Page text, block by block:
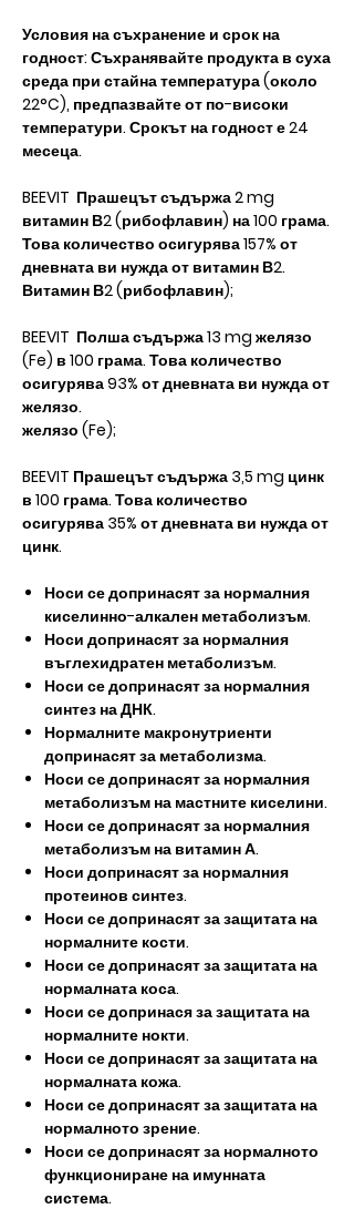
Условия на съхранение и срок на
годност: Съхранявайте продукта в суха
среда при стайна температура (около
22°C), предпазвайте от по-високи
температури. Срокът на годност е 24
месеца.
BEEVIT Прашецът съдържа 2 mg
витамин В2 (рибофлавин) на 100 грама.
Това количество осигурява 157% от
дневната ви нужда от витамин В2.
Витамин В2 (рибофлавин);
BEEVIT Полша съдържа 13 mg желязо
(Fe) в 100 грама. Това количество
осигурява 93% от дневната ви нужда от
желязо.
желязо (Fe);
BEEVIT Прашецът съдържа 3,5 mg цинк
в 100 грама. Това количество
осигурява 35% от дневната ви нужда от
цинк.
Носи се​​ допринасят за нормалния
киселинно-алкален метаболизъм.
Носи​​ допринасят за нормалния
въглехидратен метаболизъм.
Носи се​​ допринасят за нормалния
синтез на ДНК.
Нормалните макронутриенти
допринасят за метаболизма.
Носи се​​ допринасят за нормалния
метаболизъм на мастните киселини.
Носи се​​ допринасят за нормалния
метаболизъм на витамин А.
Носи​​ допринасят за нормалния
протеинов синтез.
Носи се​​ допринасят за защитата на
нормалните кости.
Носи се​​ допринасят за защитата на
нормалната коса.
Носи се​​ допринася за защитата на
нормалните нокти.
Носи се​​ допринасят за защитата на
нормалната кожа.
Носи се​​ допринасят за защитата на
нормалното зрение.
Носи се​​ допринасят за нормалното
функциониране на имунната
система.